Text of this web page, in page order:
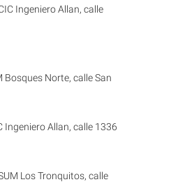
Ingeniero Allan, calle
Bosques Norte, calle San
Ingeniero Allan, calle 1336
Los Tronquitos, calle